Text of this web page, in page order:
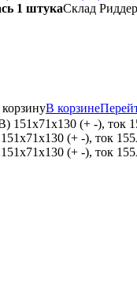
1 штукаСклад
В корзине
(+ -), ток
(+ -), ток